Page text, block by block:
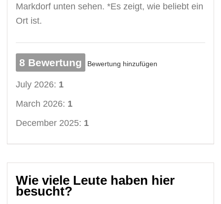
Markdorf unten sehen. *Es zeigt, wie beliebt ein
Ort ist.
8 Bewertung Bewertung hinzufügen
July 2026: 1
March 2026: 1
December 2025: 1
Wie viele Leute haben hier
besucht?